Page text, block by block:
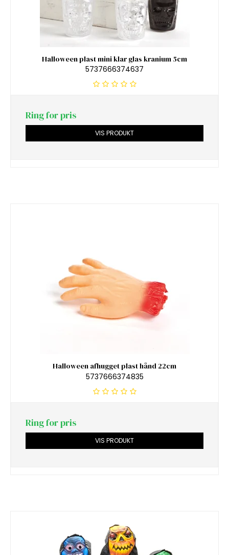
Halloween plast mini klar glas kranium 5cm
5737666374637
Ring for pris
VIS PRODUKT
Halloween afhugget plast hånd 22cm
5737666374835
Ring for pris
VIS PRODUKT